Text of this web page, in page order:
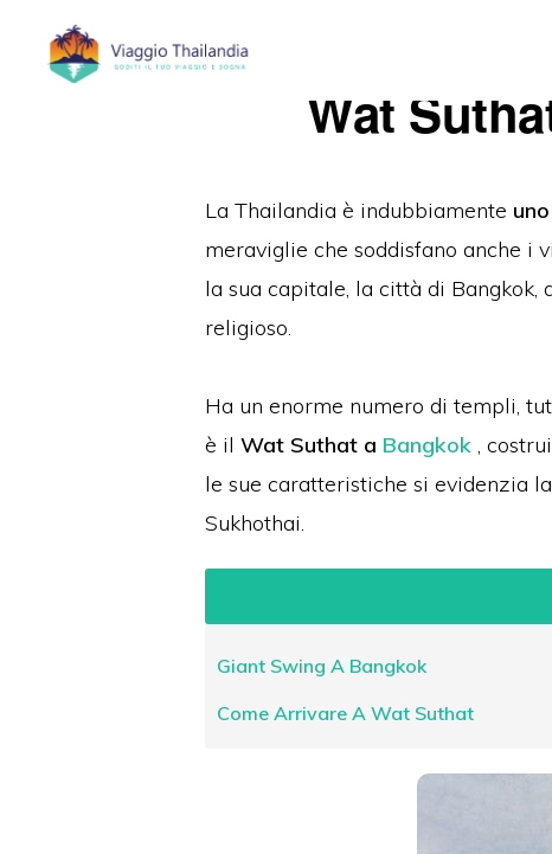
Wat
La Thailandia è indubbiamente
meraviglie che soddisfano anche i
la sua capitale, la città di
religioso.
Ha un enorme numero di templi,
è il Wat Suthat a Bangkok ,
le sue caratteristiche si evidenzia
Sukhothai.
Giant Swing A Bangkok
Come Arrivare A Wat Suthat